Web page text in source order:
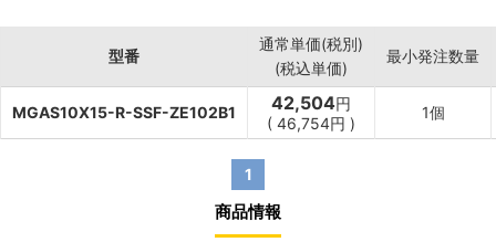
型番
通常単価(税別)
(税込単価)
最小発注数量
MGAS10X15-R-SSF-ZE102B1 42,504円
( 46,754円 )
1個
1
商品情報